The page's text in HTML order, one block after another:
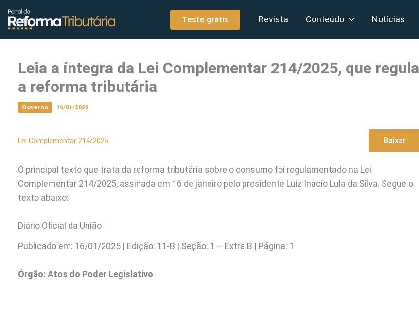
conteúdo
Teste grátis Revista Conteúdo Notícias
Leia a íntegra da Lei Complementar 214/2025, que regula
a reforma tributária
Governo 16/01/2025
Lei Complementar 214/2025. Baixar
O principal texto que trata da reforma tributária sobre o consumo foi regulamentado na Lei
Complementar 214/2025, assinada em 16 de janeiro pelo presidente Luiz Inácio Lula da Silva. Segue o
texto abaixo:
Diário Oficial da União
Publicado em: 16/01/2025 | Edição: 11-B | Seção: 1 – Extra B | Página: 1
Órgão: Atos do Poder Legislativo